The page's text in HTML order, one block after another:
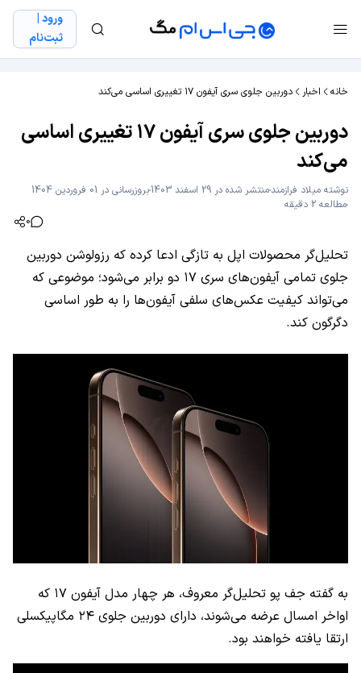
ورود |
ثبت‌نام
خانه اخبار دوربین جلوی سری آیفون ۱۷ تغییری اساسی می‌کند
دوربین جلوی سری آیفون ۱۷ تغییری اساسی
می‌کند
نوشته میلاد فراز‌مندمنتشر شده در 29 اسفند 1403
بروزرسانی در 01 فروردین 1404
مطالعه 2 دقیقه
0
تحلیل‌گر محصولات اپل به تازگی ادعا کرده که رزولوشن دوربین
جلوی تمامی آیفون‌های سری ۱۷ دو برابر می‌شود؛ موضوعی که
می‌تواند کیفیت عکس‌های سلفی آیفون‌ها را به طور اساسی
دگرگون کند.
به گفته جف پو تحلیل‌گر معروف، هر چهار مدل آیفون ۱۷ که
اواخر امسال عرضه می‌شوند، دارای دوربین جلوی ۲۴ مگاپیکسلی
ارتقا یافته خواهند بود.